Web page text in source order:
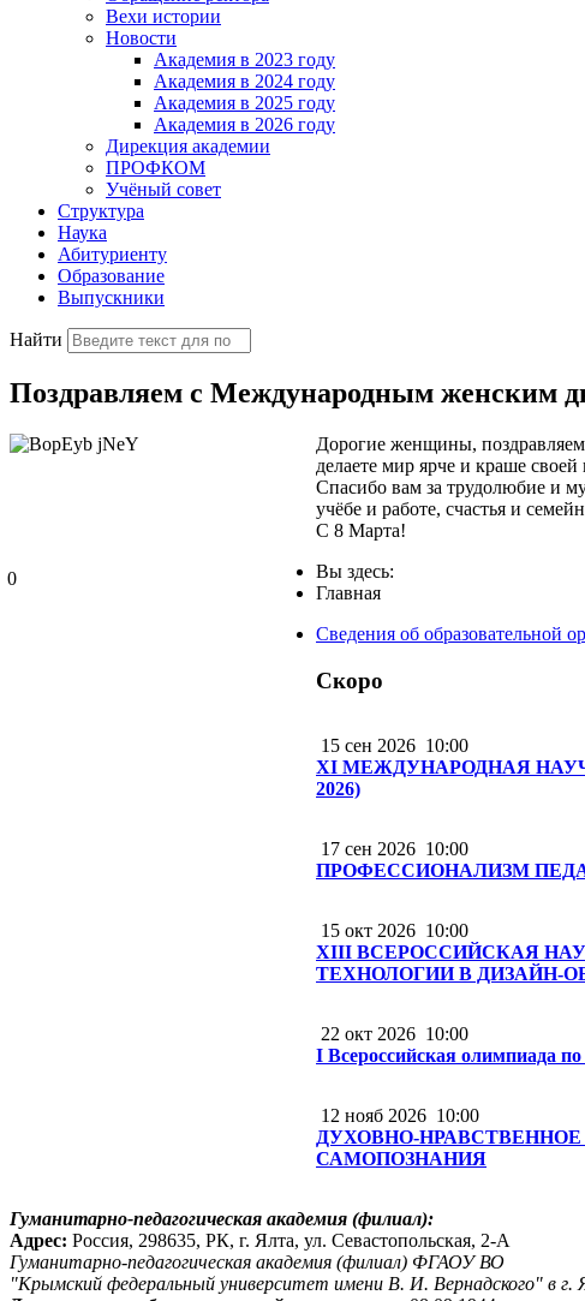
Вехи истории
Новости
Академия в 2023 году
Академия в 2024 году
Академия в 2025 году
Академия в 2026 году
Дирекция академии
ПРОФКОМ
Учёный совет
Структура
Наука
Абитуриенту
Образование
Выпускники
Найти
Поздравляем с Международным женским
Дорогие женщины,
делаете мир ярче и краше
Спасибо вам за трудолюбие и
учёбе и работе, счастья и
С 8 Марта!
0
Вы здесь:
Главная
Сведения об образовательной
Скоро
15 сен 2026 10:00
XI МЕЖДУНАРОДНАЯ
2026)
17 сен 2026 10:00
ПРОФЕССИОНАЛИЗМ
15 окт 2026 10:00
XIII ВСЕРОССИЙСКАЯ
ТЕХНОЛОГИИ В ДИЗАЙН-
22 окт 2026 10:00
I Всероссийская олимпиада
12 нояб 2026 10:00
ДУХОВНО-
САМОПОЗНАНИЯ
Гуманитарно-педагогическая академия (филиал):
Адрес: Россия, 298635, РК, г. Ялта, ул. Севастопольская, 2-А
Гуманитарно-педагогическая академия (филиал) ФГАОУ ВО
"Крымский федеральный университет имени В. И. Вернадского" в г.